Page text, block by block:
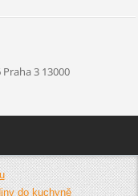
Praha 3 13000
do kuchyně